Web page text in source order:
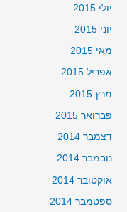
יולי 2015
יוני 2015
מאי 2015
אפריל 2015
מרץ 2015
פברואר 2015
דצמבר 2014
נובמבר 2014
אוקטובר 2014
ספטמבר 2014